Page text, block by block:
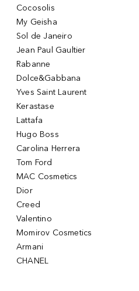
Cocosolis
My Geisha
Sol de Janeiro
Jean Paul Gaultier
Rabanne
Dolce&Gabbana
Yves Saint Laurent
Kerastase
Lattafa
Hugo Boss
Carolina Herrera
Tom Ford
MAC Cosmetics
Dior
Creed
Valentino
Momirov Cosmetics
Armani
CHANEL